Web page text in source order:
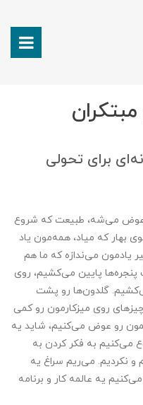
برای تحولی
می‌شه، طبیعت که شروع
بهار که میاد، همه‌مون یاد
یادمون می‌ندازه که ما هم
پنجره‌ها پایین می‌کشیم، روی
گلدون‌ها رو پشت
روی میزکارمون رو کمی
رو عوض می‌کنیم، شاید یه
می‌کنیم به فکر کردن به
و نکردیم. می‌ریم سراغ یه
یه عالمه کار و برنامه